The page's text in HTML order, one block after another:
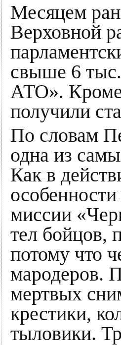
Месяцем
Верховной
свыше 6
АТО». Кроме
получили
По словам
одна из
Как в
миссии
тел бойцов,
потому что
мародеров.
мертвых
крестики,
тыловики.